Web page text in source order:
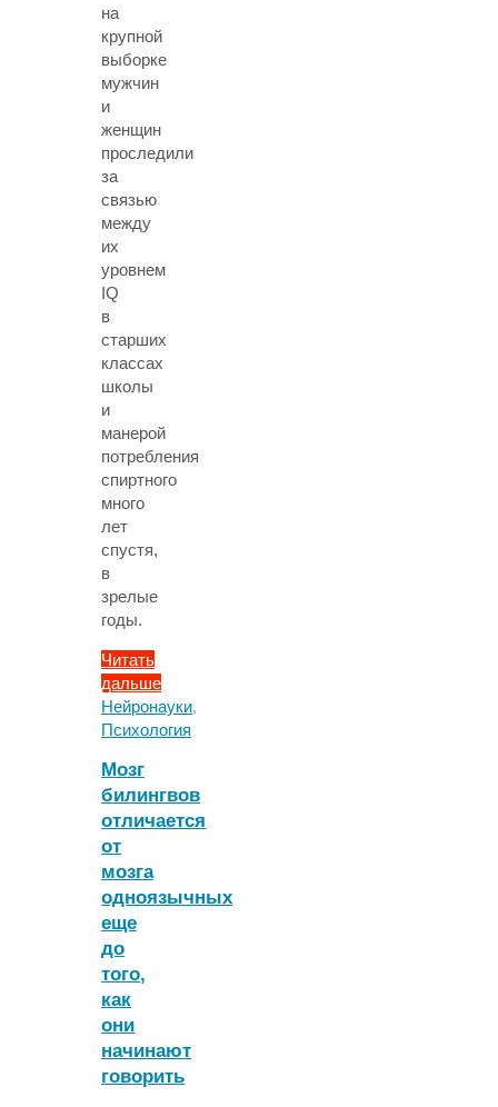
на
крупной
выборке
мужчин
и
женщин
проследили
за
связью
между
их
уровнем
IQ
в
старших
классах
школы
и
манерой
потребления
спиртного
много
лет
спустя,
в
зрелые
годы.
Читать
дальше
"Уровень
IQ
старших
классах
предсказал
алкогольные
привычки
в
зрелости"
Нейронауки,
Психология
Мозг
билингвов
отличается
от
мозга
одноязычных
еще
до
того,
как
они
начинают
говорить